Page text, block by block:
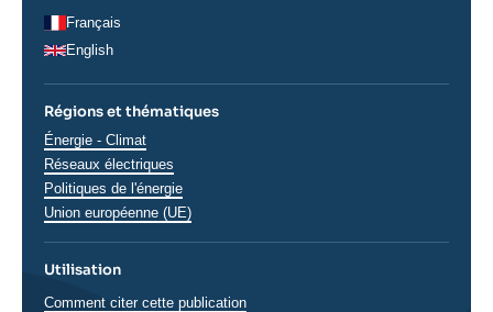
Français
English
Régions et thématiques
Thématiques
analyses
Énergie - Climat
Réseaux électriques
Politiques de l'énergie
Union européenne (UE)
Utilisation
Comment citer cette publication